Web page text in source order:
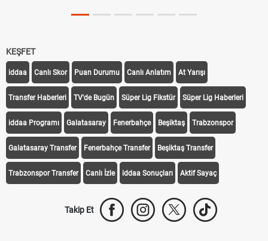
KEŞFET
iddaa Canlı Skor Puan Durumu Canlı Anlatım At Yarışı
Transfer Haberleri TV'de Bugün Süper Lig Fikstür Süper Lig Haberleri
iddaa Programı Galatasaray Fenerbahçe Beşiktaş Trabzonspor
Galatasaray Transfer Fenerbahçe Transfer Beşiktaş Transfer
Trabzonspor Transfer Canlı İzle iddaa Sonuçları Aktif Sayaç
Takip Et